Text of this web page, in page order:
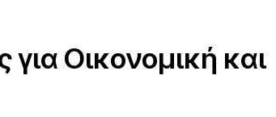
Οικονομική και